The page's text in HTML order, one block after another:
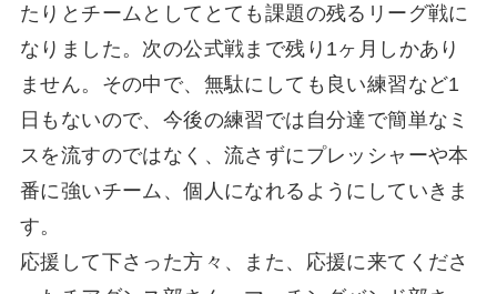
たりとチームとしてとても課題の残るリーグ戦に
なりました。次の公式戦まで残り1ヶ月しかあり
ません。その中で、無駄にしても良い練習など1
日もないので、今後の練習では自分達で簡単なミ
スを流すのではなく、流さずにプレッシャーや本
番に強いチーム、個人になれるようにしていきま
す。
応援して下さった方々、また、応援に来てくださ